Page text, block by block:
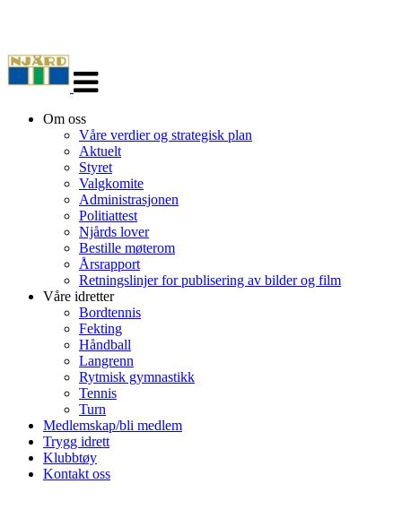
navigasjon
Om oss
Våre verdier og strategisk plan
Aktuelt
Styret
Valgkomite
Administrasjonen
Politiattest
Njårds lover
Bestille møterom
Årsrapport
Retningslinjer for publisering av bilder og film
Våre idretter
Bordtennis
Fekting
Håndball
Langrenn
Rytmisk gymnastikk
Tennis
Turn
Medlemskap/bli medlem
Trygg idrett
Klubbtøy
Kontakt oss